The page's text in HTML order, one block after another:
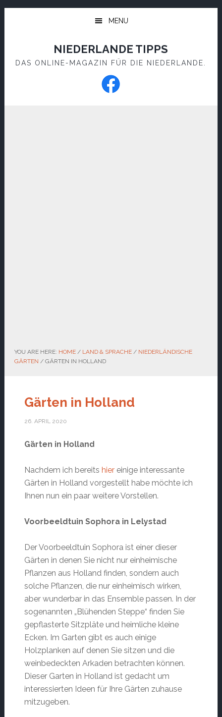
Skip
Skip
MENU
NIEDERLANDE TIPPS
DAS ONLINE-MAGAZIN FÜR DIE NIEDERLANDE.
YOU ARE HERE: HOME / LAND & SPRACHE / NIEDERLÄNDISCHE
GÄRTEN /GÄRTEN IN HOLLAND
Gärten in Holland
26. APRIL 2020
Gärten in Holland
Nachdem ich bereits hier einige interessante
Gärten in Holland vorgestellt habe möchte ich
Ihnen nun ein paar weitere Vorstellen.
Voorbeeldtuin Sophora in Lelystad
Der Voorbeeldtuin Sophora ist einer dieser
Gärten in denen Sie nicht nur einheimische
Pflanzen aus Holland finden, sondern auch
solche Pflanzen, die nur einheimisch wirken,
aber wunderbar in das Ensemble passen. In der
sogenannten „Blühenden Steppe“ finden Sie
gepflasterte Sitzpläte und heimliche kleine
Ecken. Im Garten gibt es auch einige
Holzplanken auf denen Sie sitzen und die
weinbedeckten Arkaden betrachten können.
Dieser Garten in Holland ist gedacht um
interessierten Ideen für Ihre Gärten zuhause
mitzugeben.